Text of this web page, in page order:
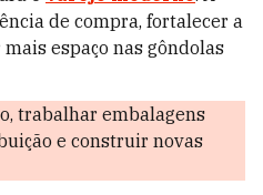
de compra, fortalecer a
espaço nas gôndolas
trabalhar embalagens
e construir novas